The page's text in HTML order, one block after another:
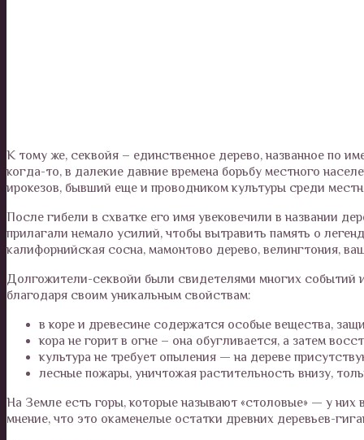
К тому же, секвойя – единственное дерево, названное по
когда-то, в далекие давние времена борьбу местного
ирокезов, бывший еще и проводником культуры среди
После гибели в схватке его имя увековечили в названии
прилагали немало усилий, чтобы вытравить память о
калифорнийская сосна, мамонтово дерево, велингтония,
Долгожители-секвойи были свидетелями многих событий
благодаря своим уникальным свойствам:
в коре и древесине содержатся особые вещества,
кора не горит в огне – она обугливается, а затем
культура не требует опыления — на дереве
лесные пожары, уничтожая растительность внизу,
На Земле есть горы, которые называют «столовые» — у них
мнение, что это окаменелые остатки древних деревьев-